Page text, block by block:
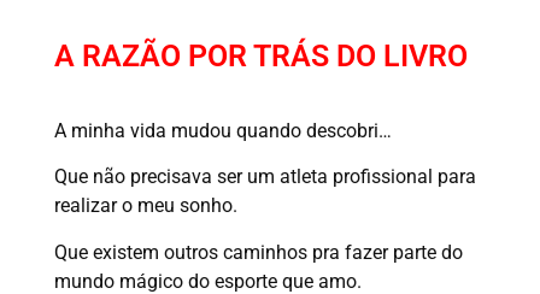
A RAZÃO POR TRÁS DO LIVRO
A minha vida mudou quando descobri…
Que não precisava ser um atleta profissional para
realizar o meu sonho.
Que existem outros caminhos pra fazer parte do
mundo mágico do esporte que amo.